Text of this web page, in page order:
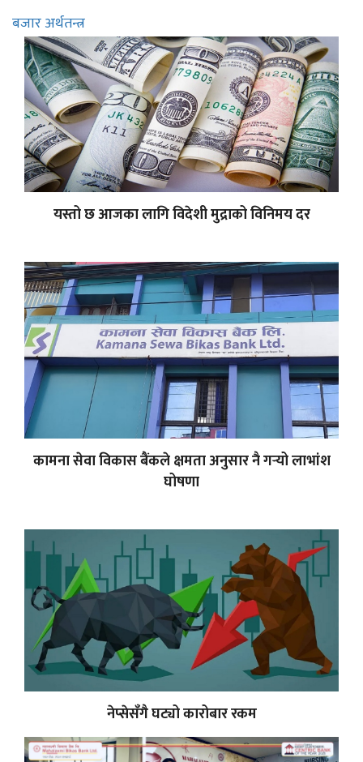
बजार अर्थतन्त्र
यस्तो छ आजका लागि विदेशी मुद्राको विनिमय दर
कामना सेवा विकास बैंकले क्षमता अनुसार नै गर्‍यो लाभांश
घोषणा
नेप्सेसँगै घट्यो कारोबार रकम